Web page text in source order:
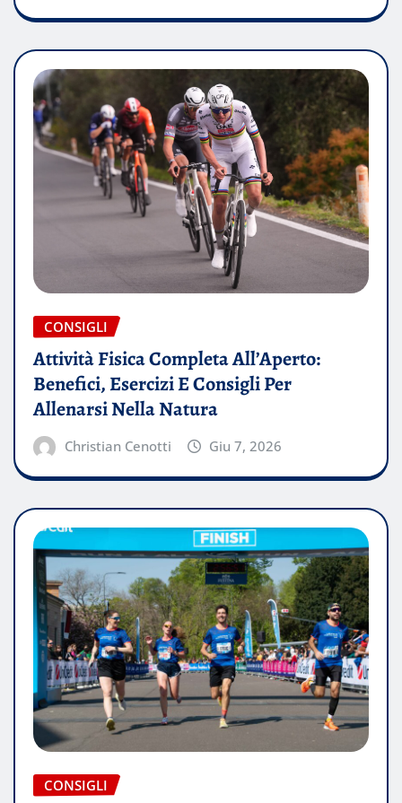
CONSIGLI
Attività Fisica Completa All’Aperto:
Benefici, Esercizi E Consigli Per
Allenarsi Nella Natura
Christian Cenotti Giu 7, 2026
CONSIGLI